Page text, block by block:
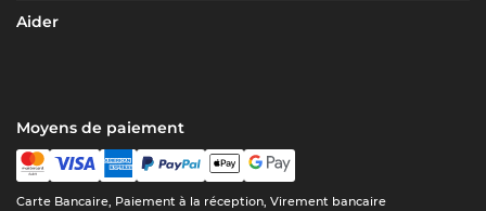
Aider
Moyens de paiement
Carte Bancaire, Paiement à la réception, Virement bancaire